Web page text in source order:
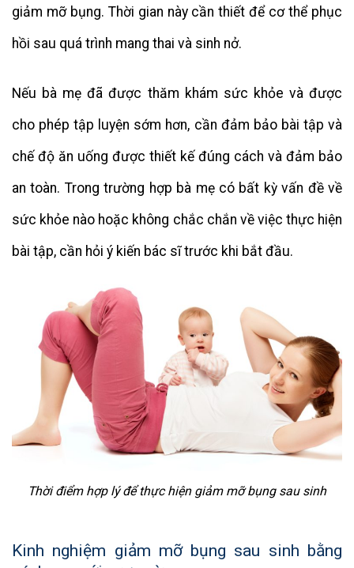
giảm mỡ bụng. Thời gian này cần thiết để cơ thể phục
hồi sau quá trình mang thai và sinh nở.
Nếu bà mẹ đã được thăm khám sức khỏe và được
cho phép tập luyện sớm hơn, cần đảm bảo bài tập và
chế độ ăn uống được thiết kế đúng cách và đảm bảo
an toàn. Trong trường hợp bà mẹ có bất kỳ vấn đề về
sức khỏe nào hoặc không chắc chắn về việc thực hiện
bài tập, cần hỏi ý kiến bác sĩ trước khi bắt đầu.
Thời điểm hợp lý để thực hiện giảm mỡ bụng sau sinh
Kinh nghiệm giảm mỡ bụng sau sinh bằng